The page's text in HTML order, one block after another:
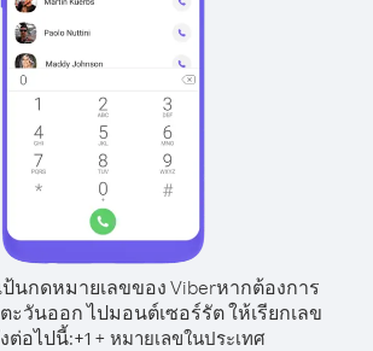
นกดหมายเลขของ Viberหากต้องการ
วันออก ไปมอนต์เซอร์รัต ให้เรียกเลข
ต่อไปนี้:+1 + หมายเลขในประเทศ